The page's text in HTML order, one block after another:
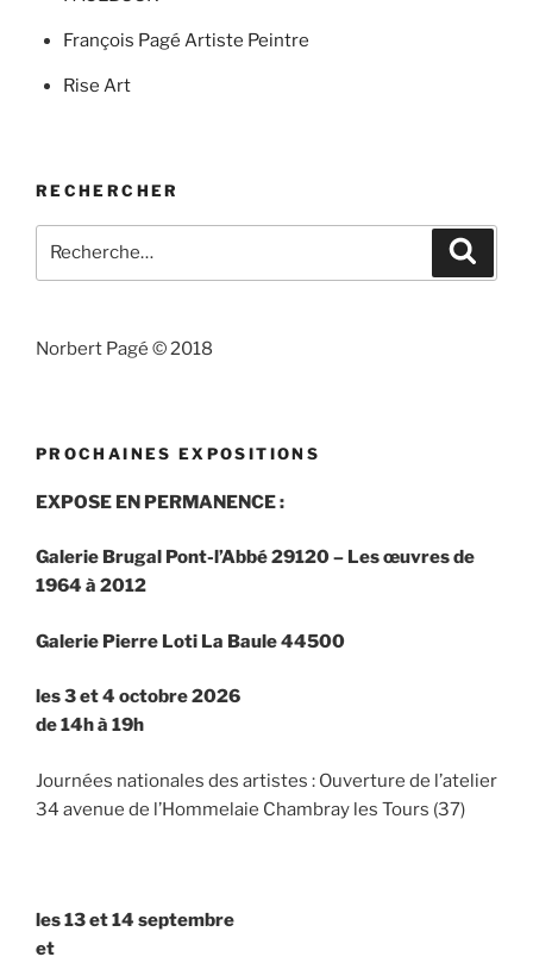
François Pagé Artiste Peintre
Rise Art
RECHERCHER
pour
Norbert Pagé © 2018
PROCHAINES EXPOSITIONS
EXPOSE EN PERMANENCE :
Galerie Brugal Pont-l’Abbé 29120 – Les œuvres de
1964 à 2012
Galerie Pierre Loti La Baule 44500
les 3 et 4 octobre 2026
de 14h à 19h
Journées nationales des artistes : Ouverture de l’atelier
34 avenue de l’Hommelaie Chambray les Tours (37)
les 13 et 14 septembre
et